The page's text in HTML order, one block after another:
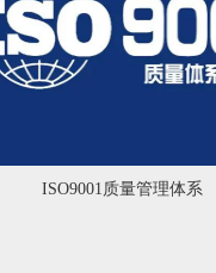
ISO9001质量管理体系